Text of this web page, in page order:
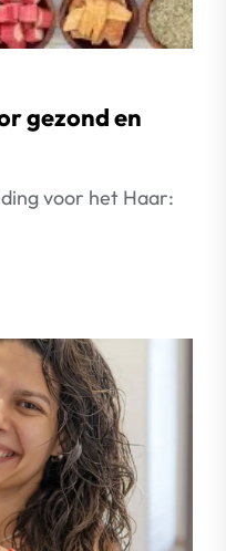
gezond en
voor het Haar: